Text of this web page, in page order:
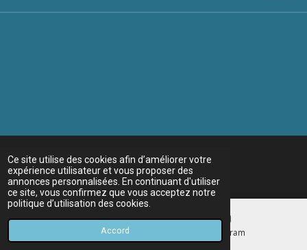
Ce site utilise des cookies afin d’améliorer votre
expérience utilisateur et vous proposer des
annonces personnalisées. En continuant d'utiliser
ce site, vous confirmez que vous acceptez notre
politique d’utilisation des cookies.
Accord Instagram